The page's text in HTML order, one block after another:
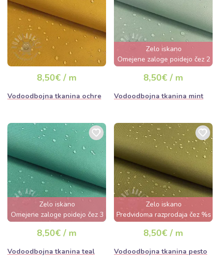
8,50€ / m
Vodoodbojna tkanina ochre
Zelo iskano
Omejene zaloge poidejo čez 2
dni
8,50€ / m
Vodoodbojna tkanina mint
Zelo iskano
Omejene zaloge poidejo čez 3
dni
8,50€ / m
Vodoodbojna tkanina teal
Zelo iskano
Predvidoma razprodaja čez %s
dan
8,50€ / m
Vodoodbojna tkanina pesto